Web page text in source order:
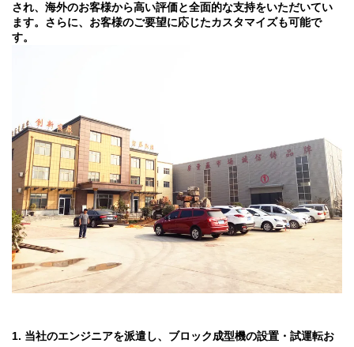
され、海外のお客様から高い評価と全面的な支持をいただいてい
ます。さらに、お客様のご要望に応じたカスタマイズも可能で
す。
1. 当社のエンジニアを派遣し、ブロック成型機の設置・試運転お